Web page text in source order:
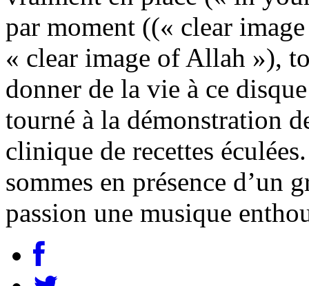
par moment ((« clear
« clear image of Allah »),
donner de la vie à ce
tourné à la démonstration
clinique de recettes
sommes en présence d’un
passion une musique